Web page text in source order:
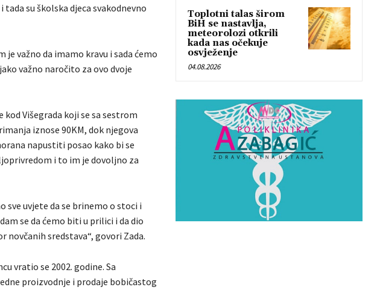
su školska djeca svakodnevno
je važno da imamo kravu i sada ćemo
važno naročito za ovo dvoje
Višegrada koji se sa sestrom
iznose 90KM, dok njegova
napustiti posao kako bi se
i to im je dovoljno za
sve uvjete da se brinemo o stoci i
se da ćemo biti u prilici i da dio
sredstava“, govori Zada.
vratio se 2002. godine. Sa
proizvodnje i prodaje bobičastog
Toplotni talas širom
BiH se nastavlja,
meteorolozi otkrili
kada nas očekuje
osvježenje
04.08.2026